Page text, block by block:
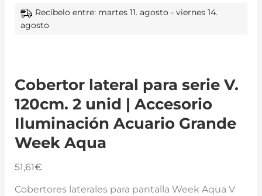
Recíbelo entre: martes 11. agosto - viernes 14.
agosto
Cobertor lateral para serie V.
120cm. 2 unid | Accesorio
Iluminación Acuario Grande
Week Aqua
51,61€
Cobertores laterales para pantalla Week Aqua V